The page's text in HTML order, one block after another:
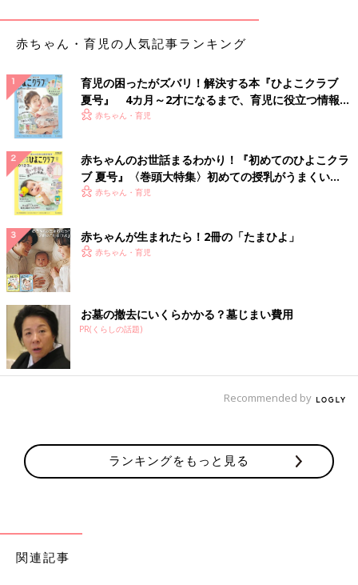
赤ちゃん・育児の人気記事ランキング
育児の困ったがズバリ！解決する本『ひよこクラブ
夏号』 4カ月～2才になるまで、育児に役立つ情報が
いっぱい！
赤ちゃん・育児
赤ちゃんのお世話まるわかり！『初めてのひよこクラ
ブ 夏号』〈巻頭大特集〉初めての授乳がうまくい
く！ おっぱい・ミルクの基本と夏のトラブル 解決テ
赤ちゃん・育児
赤ちゃんが生まれたら！2冊の「たまひよ」
赤ちゃん・育児
お墓の撤去にいくらかかる？墓じまい費用
PR(くらしの話題)
Recommended by
ランキングをもっと見る
関連記事